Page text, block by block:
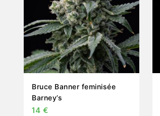
Bruce Banner feminisée
Barney’s
14 €